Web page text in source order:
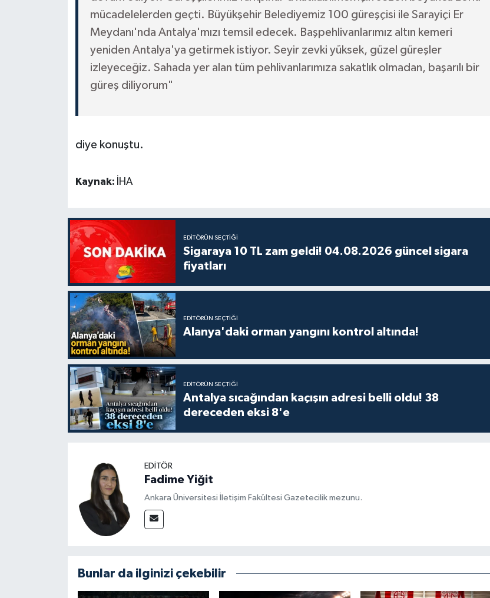
mücadelelerden geçti. Büyükşehir Belediyemiz 100 güreşçisi ile Sarayiçi Er
Meydanı'nda Antalya'mızı temsil edecek. Başpehlivanlarımız altın kemeri
yeniden Antalya'ya getirmek istiyor. Seyir zevki yüksek, güzel güreşler
izleyeceğiz. Sahada yer alan tüm pehlivanlarımıza sakatlık olmadan, başarılı bir
güreş diliyorum"
diye konuştu.
Kaynak: İHA
EDITÖRÜN SEÇTIĞI
Sigaraya 10 TL zam geldi! 04.08.2026 güncel sigara
fiyatları
EDITÖRÜN SEÇTIĞI
Alanya'daki orman yangını kontrol altında!
EDITÖRÜN SEÇTIĞI
Antalya sıcağından kaçışın adresi belli oldu! 38
dereceden eksi 8'e
EDITÖR
Fadime Yiğit
Ankara Üniversitesi İletişim Fakültesi Gazetecilik mezunu.
Bunlar da ilginizi çekebilir